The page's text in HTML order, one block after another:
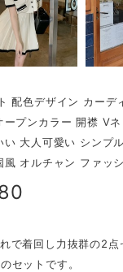
配色デザイン カー
ープンカラー 開襟 V
い 大人可愛い シンプ
風 オルチャン ファッ
で着回し力抜群の2点
セットです。